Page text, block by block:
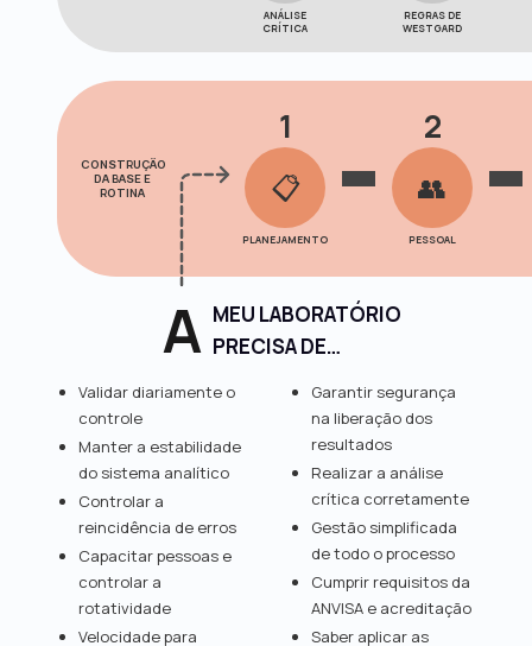
ANÁLISE
CRÍTICA
REGRAS DE
WESTGARD
CONSTRUÇÃO
DA BASE E
ROTINA
1
📋
PLANEJAMENTO
2
👥
PESSOAL
A MEU LABORATÓRIO
PRECISA DE…
Validar diariamente o
controle
Manter a estabilidade
do sistema analítico
Controlar a
reincidência de erros
Capacitar pessoas e
controlar a
rotatividade
Velocidade para
Garantir segurança
na liberação dos
resultados
Realizar a análise
crítica corretamente
Gestão simplificada
de todo o processo
Cumprir requisitos da
ANVISA e acreditação
Saber aplicar as